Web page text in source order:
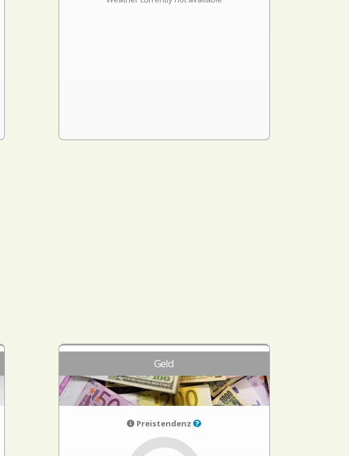
Geld
Preistendenz